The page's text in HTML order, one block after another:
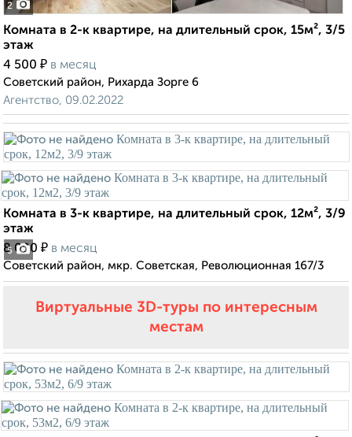
2
Комната в 2-к квартире, на длительный срок, 15м², 3/5
этаж
4 500 ₽ в месяц
Советский район, Рихарда Зорге 6
Агентство, 09.02.2022
5
Комната в 3-к квартире, на длительный срок, 12м², 3/9
этаж
8 000 ₽ в месяц
Советский район, мкр. Советская, Революционная 167/3
Виртуальные 3D-туры по интересным
местам